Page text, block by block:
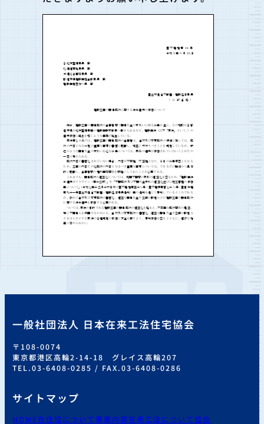
一般社団法人 日本在来工法住宅協会
〒108-0074
東京都港区高輪2-14-18 グレイス高輪207
TEL.03-6408-0285 / FAX.03-6408-0286
サイトマップ
HOME在住協について事業内容在来工法について協会